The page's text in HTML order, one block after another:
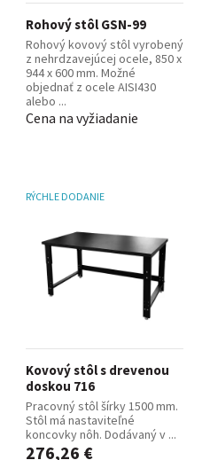
Rohový stôl GSN-99
Rohový kovový stôl vyrobený
z nehrdzavejúcej ocele, 850 x
944 x 600 mm. Možné
objednať z ocele AISI430
alebo ...
Cena na vyžiadanie
RÝCHLE DODANIE
Kovový stôl s drevenou
doskou 716
Pracovný stôl šírky 1500 mm.
Stôl má nastaviteľné
koncovky nôh. Dodávaný v ...
276,26 €